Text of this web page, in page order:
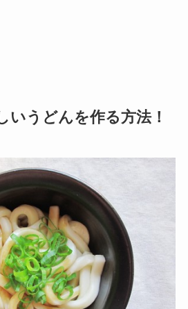
いうどんを作る方法！